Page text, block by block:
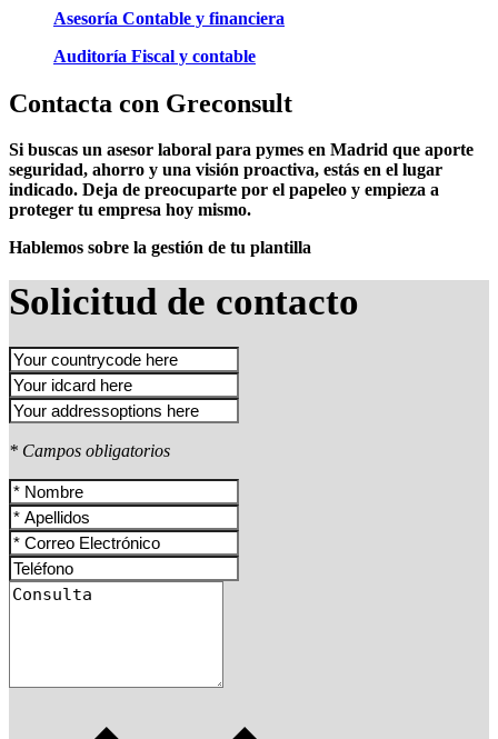
Asesoría Contable y financiera
Auditoría Fiscal y contable
Contacta con Greconsult
Si buscas un asesor laboral para pymes en Madrid que aporte
seguridad, ahorro y una visión proactiva, estás en el lugar
indicado. Deja de preocuparte por el papeleo y empieza a
proteger tu empresa hoy mismo.
Hablemos sobre la gestión de tu plantilla
Solicitud de contacto
* Campos obligatorios